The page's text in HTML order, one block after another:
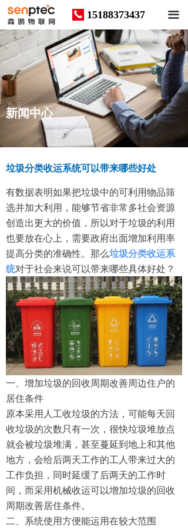
끀
끅 15188373437
垃圾分类收运系统可以带来哪些好处
有数据表明如果把垃圾中的可利用物品筛
选并加大利用，能够节省非常多社会资源
创造出更大的价值，所以对于垃圾的利用
也要放在心上，需要政府出面增加利用率
提高分类的准确性。那么垃圾分类收运系
统‍对于社会来说可以带来哪些具体好处？
一、增加垃圾的回收周期改善周边住户的
居住条件
原本采用人工收垃圾的方法，可能每天回
收垃圾的次数只有一次，很快垃圾堆放点
就会被垃圾堆满，甚至蔓延到地上和其他
地方，会给后两天工作的工人带来过大的
工作负担，同时延缓了后两天的工作时
间，而采用机械收运可以增加垃圾的回收
周期改善居住条件。
二、系统使用方便能运用在较大范围
News
新闻中心